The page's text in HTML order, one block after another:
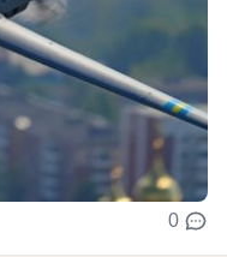
0